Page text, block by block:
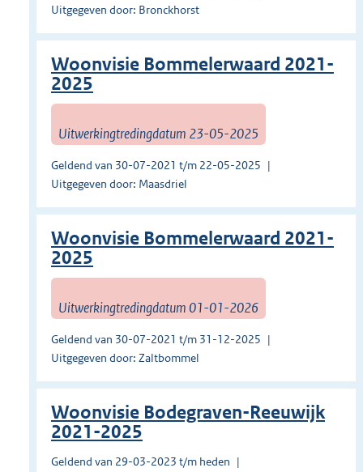
Uitgegeven door: Bronckhorst
Woonvisie Bommelerwaard 2021-
2025
Uitwerkingtredingdatum 23-05-2025
Geldend van 30-07-2021 t/m 22-05-2025
Uitgegeven door: Maasdriel
Woonvisie Bommelerwaard 2021-
2025
Uitwerkingtredingdatum 01-01-2026
Geldend van 30-07-2021 t/m 31-12-2025
Uitgegeven door: Zaltbommel
Woonvisie Bodegraven-Reeuwijk
2021-2025
Geldend van 29-03-2023 t/m heden